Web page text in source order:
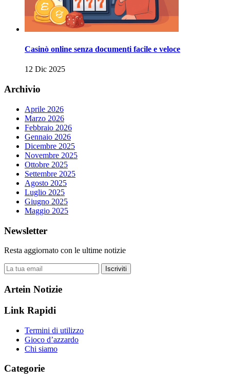
Casinò online senza documenti facile e veloce
12 Dic 2025
Archivio
Aprile 2026
Marzo 2026
Febbraio 2026
Gennaio 2026
Dicembre 2025
Novembre 2025
Ottobre 2025
Settembre 2025
Agosto 2025
Luglio 2025
Giugno 2025
Maggio 2025
Newsletter
Resta aggiornato con le ultime notizie
Iscriviti
Artein Notizie
Link Rapidi
Termini di utilizzo
Gioco d’azzardo
Chi siamo
Categorie